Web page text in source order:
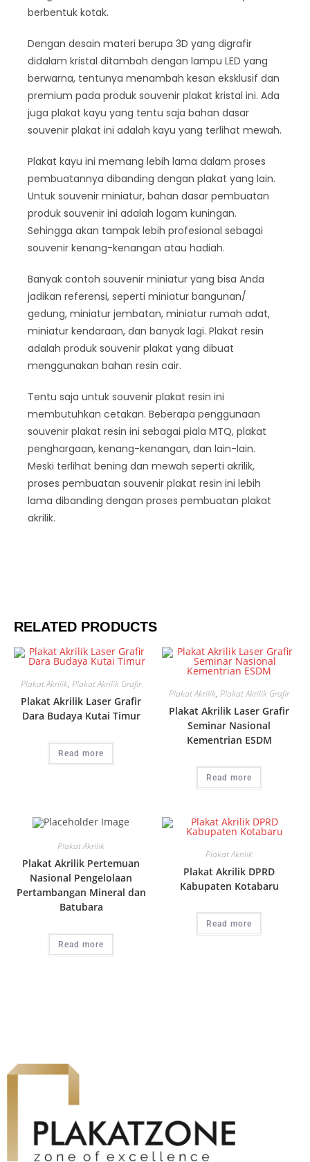
berbentuk kotak.
Dengan desain materi berupa 3D yang digrafir
didalam kristal ditambah dengan lampu LED yang
berwarna, tentunya menambah kesan eksklusif dan
premium pada produk souvenir plakat kristal ini. Ada
juga plakat kayu yang tentu saja bahan dasar
souvenir plakat ini adalah kayu yang terlihat mewah.
Plakat kayu ini memang lebih lama dalam proses
pembuatannya dibanding dengan plakat yang lain.
Untuk souvenir miniatur, bahan dasar pembuatan
produk souvenir ini adalah logam kuningan.
Sehingga akan tampak lebih profesional sebagai
souvenir kenang-kenangan atau hadiah.
Banyak contoh souvenir miniatur yang bisa Anda
jadikan referensi, seperti miniatur bangunan/
gedung, miniatur jembatan, miniatur rumah adat,
miniatur kendaraan, dan banyak lagi. Plakat resin
adalah produk souvenir plakat yang dibuat
menggunakan bahan resin cair.
Tentu saja untuk souvenir plakat resin ini
membutuhkan cetakan. Beberapa penggunaan
souvenir plakat resin ini sebagai piala MTQ, plakat
penghargaan, kenang-kenangan, dan lain-lain.
Meski terlihat bening dan mewah seperti akrilik,
proses pembuatan souvenir plakat resin ini lebih
lama dibanding dengan proses pembuatan plakat
akrilik.
RELATED PRODUCTS
Plakat Akrilik, Plakat Akrilik Grafir
Plakat Akrilik Laser Grafir
Dara Budaya Kutai Timur
Read more
Plakat Akrilik, Plakat Akrilik Grafir
Plakat Akrilik Laser Grafir
Seminar Nasional
Kementrian ESDM
Read more
Plakat Akrilik
Plakat Akrilik Pertemuan
Nasional Pengelolaan
Pertambangan Mineral dan
Batubara
Read more
Plakat Akrilik
Plakat Akrilik DPRD
Kabupaten Kotabaru
Read more